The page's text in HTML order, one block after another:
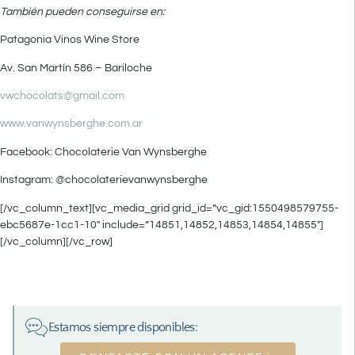
También pueden conseguirse en:
Patagonia Vinos Wine Store
Av. San Martín 586 – Bariloche
vwchocolats@gmail.com
www.vanwynsberghe.com.ar
Facebook: Chocolaterie Van Wynsberghe
Instagram: @chocolaterievanwynsberghe
[/vc_column_text][vc_media_grid grid_id=”vc_gid:1550498579755-
ebc5687e-1cc1-10″ include=”14851,14852,14853,14854,14855″]
[/vc_column][/vc_row]
Estamos siempre disponibles: